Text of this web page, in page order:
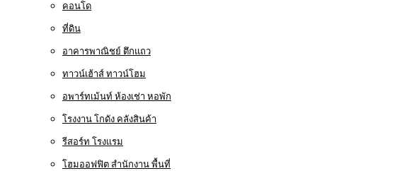
คอนโด
ที่ดิน
อาคารพาณิชย์ ตึกแถว
ทาวน์เฮ้าส์ ทาวน์โฮม
อพาร์ทเม้นท์ ห้องเช่า หอพัก
โรงงาน โกดัง คลังสินค้า
รีสอร์ท โรงแรม
โฮมออฟฟิต สำนักงาน พื้นที่